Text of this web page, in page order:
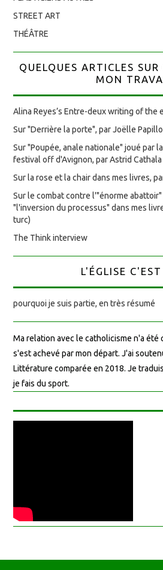
STREET ART
THÉÂTRE
QUELQUES ARTICLES
MON
Alina Reyes’s Entre-deux writing of the
Sur "Derrière la porte", par Joëlle
Sur "Poupée, anale nationale" joué par
festival off d'Avignon, par Astrid Cathala
Sur la rose et la chair dans mes livres,
Sur le combat contre l'"énorme
"l'inversion du processus" dans mes
turc)
The Think interview
L'ÉGLISE
pourquoi je suis partie, en très résumé
Ma relation avec le catholicisme n'a été
s'est achevé par mon départ. J'ai
Littérature comparée en 2018. Je
je fais du sport.